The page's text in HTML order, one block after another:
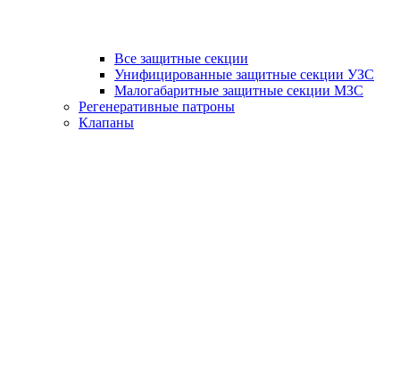
Все защитные секции
Унифицированные защитные секции УЗС
Малогабаритные защитные секции МЗС
Регенеративные патроны
Клапаны